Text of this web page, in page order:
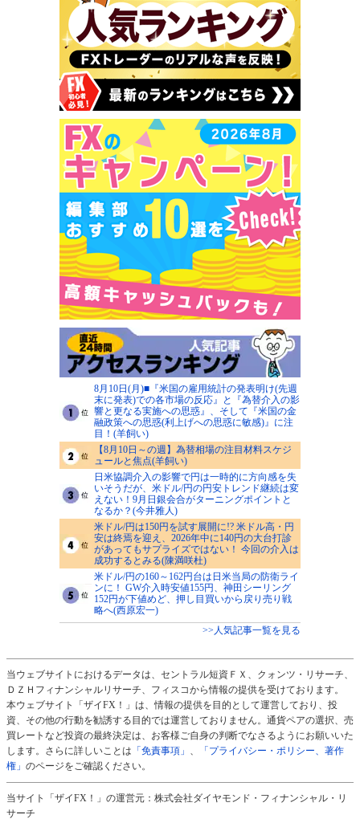
8月10日(月)■『米国の雇用統計の発表明け(先週
末に発表)での各市場の反応』と『為替介入の影
響と更なる実施への思惑』、そして『米国の金
融政策への思惑(利上げへの思惑に敏感)』に注
目！(羊飼い)
【8月10日～の週】為替相場の注目材料スケジ
ュールと焦点(羊飼い)
日米協調介入の影響で円は一時的に方向感を失
いそうだが、米ドル/円の円安トレンド継続は変
えない！9月日銀会合がターニングポイントと
なるか？(今井雅人)
米ドル/円は150円を試す展開に!? 米ドル高・円
安は終焉を迎え、2026年中に140円の大台打診
があってもサプライズではない！ 今回の介入は
成功するとみる(陳満咲杜)
米ドル/円の160～162円台は日米当局の防衛ライ
ンに！ GW介入時安値155円、神田シーリング
152円が下値めど、押し目買いから戻り売り戦
略へ(西原宏一)
>>人気記事一覧を見る
当ウェブサイトにおけるデータは、セントラル短資ＦＸ、クォンツ・リサーチ、
ＤＺＨフィナンシャルリサーチ、フィスコから情報の提供を受けております。
本ウェブサイト「ザイFX！」は、情報の提供を目的として運営しており、投
資、その他の行動を勧誘する目的では運営しておりません。通貨ペアの選択、売
買レートなど投資の最終決定は、お客様ご自身の判断でなさるようにお願いいた
します。さらに詳しいことは 「免責事項」 、
「プライバシー・ポリシー、著作
権」 のページをご確認ください。
当サイト「ザイFX！」の運営元：株式会社ダイヤモンド・フィナンシャル・リ
サーチ